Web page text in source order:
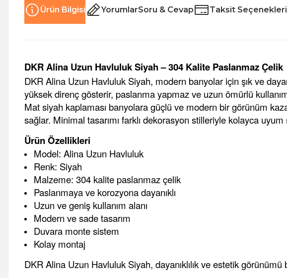
Ürün Bilgisi YorumlarSoru & Cevap Taksit Seçenekleri
DKR Alina Uzun Havluluk Siyah – 304 Kalite Paslanmaz Çelik
DKR Alina Uzun Havluluk Siyah, modern banyolar için şık ve
yüksek direnç gösterir, paslanma yapmaz ve uzun ömürlü
Mat siyah kaplaması banyolara güçlü ve modern bir görünüm
sağlar. Minimal tasarımı farklı dekorasyon stilleriyle kolayca uyum
Ürün Özellikleri
Model: Alina Uzun Havluluk
Renk: Siyah
Malzeme: 304 kalite paslanmaz çelik
Paslanmaya ve korozyona dayanıklı
Uzun ve geniş kullanım alanı
Modern ve sade tasarım
Duvara monte sistem
Kolay montaj
DKR Alina Uzun Havluluk Siyah, dayanıklılık ve estetik